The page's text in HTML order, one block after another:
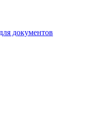
документов